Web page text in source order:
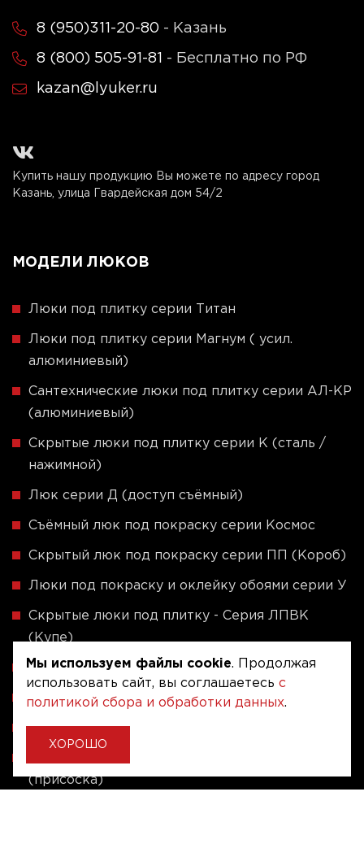
8 (950)311-20-80 - Казань
8 (800) 505-91-81 - Бесплатно по РФ
kazan@lyuker.ru
Купить нашу продукцию Вы можете по адресу город
Казань, улица Гвардейская дом 54/2
МОДЕЛИ ЛЮКОВ
Люки под плитку серии Титан
Люки под плитку серии Магнум ( усил.
алюминиевый)
Сантехнические люки под плитку серии АЛ-КР
(алюминиевый)
Скрытые люки под плитку серии K (сталь /
нажимной)
Люк серии Д (доступ съёмный)
Съёмный люк под покраску серии Космос
Скрытый люк под покраску серии ПП (Короб)
Люки под покраску и оклейку обоями серии У
Скрытые люки под плитку - Серия ЛПВК
(Купе)
Ревизионные люки серии A (сталь / присоска)
Напольные люки серии ФЛЮР
Рассчитать люк по индивидуальным размерам
(присоска)
Мы используем файлы cookie. Продолжая
использовать сайт, вы соглашаетесь с
политикой сбора и обработки данных.
ХОРОШО